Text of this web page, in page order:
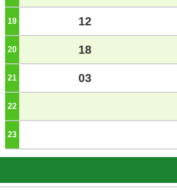
19 12
20 18
21 03
22
23